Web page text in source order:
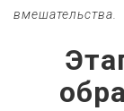
вмешательства.